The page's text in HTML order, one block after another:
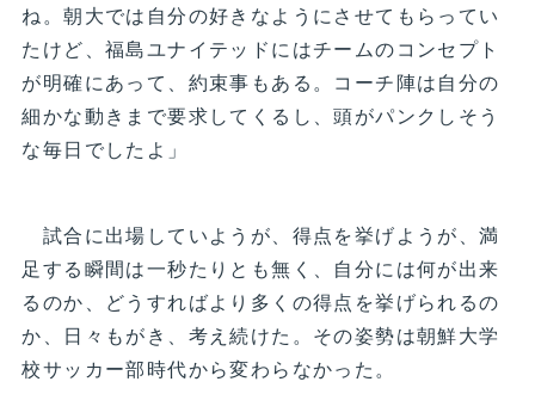
ね。朝大では自分の好きなようにさせてもらってい
たけど、福島ユナイテッドにはチームのコンセプト
が明確にあって、約束事もある。コーチ陣は自分の
細かな動きまで要求してくるし、頭がパンクしそう
な毎日でしたよ」
試合に出場していようが、得点を挙げようが、満
足する瞬間は一秒たりとも無く、自分には何が出来
るのか、どうすればより多くの得点を挙げられるの
か、日々もがき、考え続けた。その姿勢は朝鮮大学
校サッカー部時代から変わらなかった。